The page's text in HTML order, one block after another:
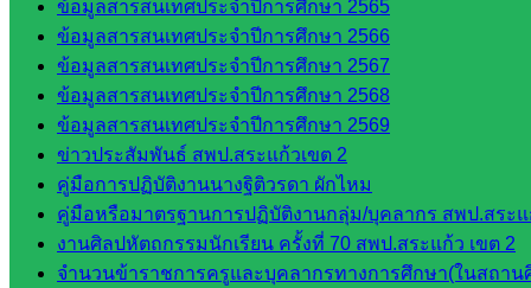
ข้อมูลสารสนเทศประจำปีการศึกษา 2565
ข้อมูลสารสนเทศประจำปีการศึกษา 2566
ข้อมูลสารสนเทศประจำปีการศึกษา 2567
ข้อมูลสารสนเทศประจำปีการศึกษา 2568
ข้อมูลสารสนเทศประจำปีการศึกษา 2569
ข่าวประสัมพันธ์ สพป.สระแก้วเขต 2
คู่มือการปฏิบัติงานนางฐิติวรดา ผักไหม
คู่มือหรือมาตรฐานการปฏิบัติงานกลุ่ม/บุคลากร สพป.สระแ
งานศิลปหัตถกรรมนักเรียน ครั้งที่ 70 สพป.สระแก้ว เขต 2
จำนวนข้าราชการครูและบุคลากรทางการศึกษา(ในสถาน
ในสังกัด
สพป.สระแก้ว
เขต 2
วิทยาลัย
เทคนิค
สระแก้ว
วิทยาลัย
เทคนิค
วังน้ำเย็น